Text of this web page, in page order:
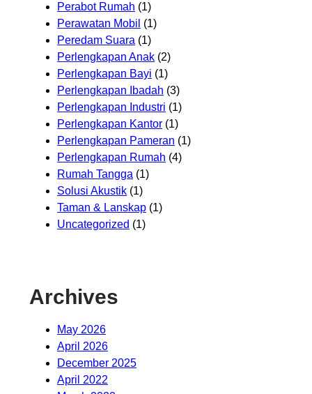
Perabot Rumah (1)
Perawatan Mobil (1)
Peredam Suara (1)
Perlengkapan Anak (2)
Perlengkapan Bayi (1)
Perlengkapan Ibadah (3)
Perlengkapan Industri (1)
Perlengkapan Kantor (1)
Perlengkapan Pameran (1)
Perlengkapan Rumah (4)
Rumah Tangga (1)
Solusi Akustik (1)
Taman & Lanskap (1)
Uncategorized (1)
Archives
May 2026
April 2026
December 2025
April 2022